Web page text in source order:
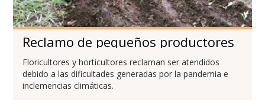
Reclamo de pequeños productores
Floricultores y horticultores reclaman ser atendidos
debido a las dificultades generadas por la pandemia e
inclemencias climáticas.